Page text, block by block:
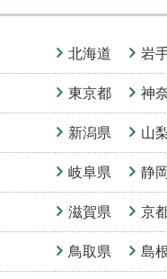
北海道 岩
東京都 神
新潟県 山
岐阜県 静
滋賀県 京
鳥取県 島